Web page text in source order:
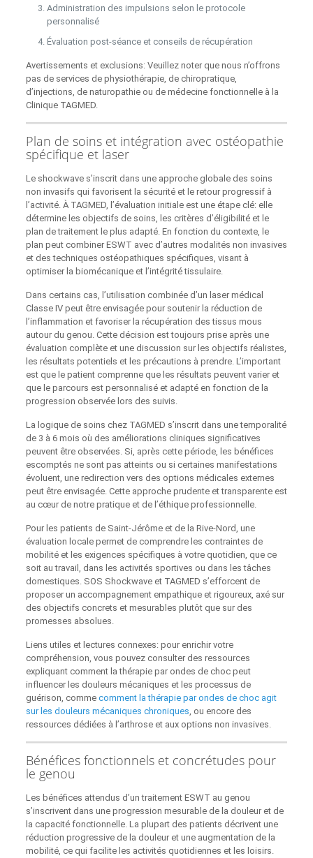
Administration des impulsions selon le protocole
personnalisé
Évaluation post-séance et conseils de récupération
Avertissements et exclusions: Veuillez noter que nous n’offrons
pas de services de physiothérapie, de chiropratique,
d’injections, de naturopathie ou de médecine fonctionnelle à la
Clinique TAGMED.
Plan de soins et intégration avec ostéopathie
spécifique et laser
Le shockwave s’inscrit dans une approche globale des soins
non invasifs qui favorisent la sécurité et le retour progressif à
l’activité. À TAGMED, l’évaluation initiale est une étape clé: elle
détermine les objectifs de soins, les critères d’éligibilité et le
plan de traitement le plus adapté. En fonction du contexte, le
plan peut combiner ESWT avec d’autres modalités non invasives
et des techniques ostéopathiques spécifiques, visant à
optimiser la biomécanique et l’intégrité tissulaire.
Dans certains cas, l’utilisation combinée d’un laser médical
Classe IV peut être envisagée pour soutenir la réduction de
l’inflammation et favoriser la récupération des tissus mous
autour du genou. Cette décision est toujours prise après une
évaluation complète et une discussion sur les objectifs réalistes,
les résultats potentiels et les précautions à prendre. L’important
est que le patient comprenne que les résultats peuvent varier et
que le parcours est personnalisé et adapté en fonction de la
progression observée lors des suivis.
La logique de soins chez TAGMED s’inscrit dans une temporalité
de 3 à 6 mois où des améliorations cliniques significatives
peuvent être observées. Si, après cette période, les bénéfices
escomptés ne sont pas atteints ou si certaines manifestations
évoluent, une redirection vers des options médicales externes
peut être envisagée. Cette approche prudente et transparente est
au cœur de notre pratique et de l’éthique professionnelle.
Pour les patients de Saint-Jérôme et de la Rive-Nord, une
évaluation locale permet de comprendre les contraintes de
mobilité et les exigences spécifiques à votre quotidien, que ce
soit au travail, dans les activités sportives ou dans les tâches
domestiques. SOS Shockwave et TAGMED s’efforcent de
proposer un accompagnement empathique et rigoureux, axé sur
des objectifs concrets et mesurables plutôt que sur des
promesses absolues.
Liens utiles et lectures connexes: pour enrichir votre
compréhension, vous pouvez consulter des ressources
expliquant comment la thérapie par ondes de choc peut
influencer les douleurs mécaniques et les processus de
guérison, comme comment la thérapie par ondes de choc agit
sur les douleurs mécaniques chroniques, ou encore des
ressources dédiées à l’arthrose et aux options non invasives.
Bénéfices fonctionnels et concrétudes pour
le genou
Les bénéfices attendus d’un traitement ESWT au genou
s’inscrivent dans une progression mesurable de la douleur et de
la capacité fonctionnelle. La plupart des patients décrivent une
réduction progressive de la douleur et une augmentation de la
mobilité, ce qui facilite les activités quotidiennes et les loisirs.